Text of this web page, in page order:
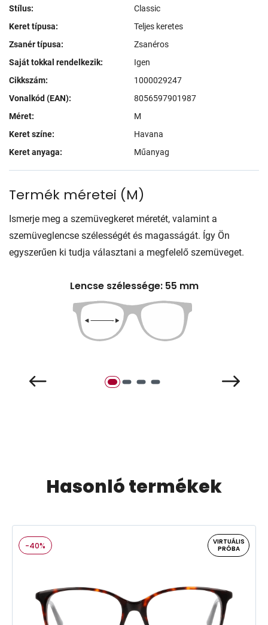
Stílus:
Classic
Keret típusa:
Teljes keretes
Zsanér típusa:
Zsanéros
Saját tokkal rendelkezik:
Igen
Cikkszám:
1000029247
Vonalkód (EAN):
8056597901987
Méret:
M
Keret színe:
Havana
Keret anyaga:
Műanyag
Termék méretei (M)
Ismerje meg a szemüvegkeret méretét, valamint a
szemüveglencse szélességét és magasságát. Így Ön
egyszerűen ki tudja választani a megfelelő szemüveget.
Lencse szélessége: 55 mm
Hasonló termékek
-40%
VIRTUÁLIS
PRÓBA